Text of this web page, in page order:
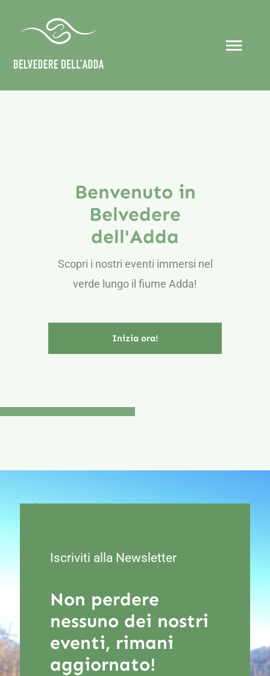
Home
Organizza il tuo evento
Benvenuto in
Belvedere
dell'Adda
Scopri i nostri eventi immersi nel
verde lungo il fiume Adda!
Inizia ora!
Iscriviti alla Newsletter
Non perdere
nessuno dei nostri
eventi, rimani
aggiornato!